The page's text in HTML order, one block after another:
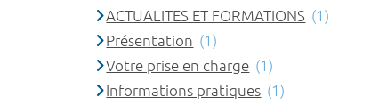
ACTUALITES ET FORMATIONS (1)
Présentation (1)
Votre prise en charge (1)
Informations pratiques (1)